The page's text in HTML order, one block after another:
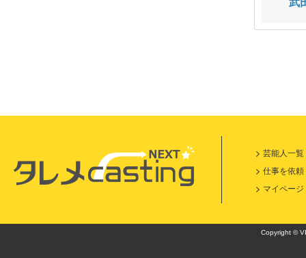
武
芸能人一覧
仕事を依頼
マイページ
Copyright ©